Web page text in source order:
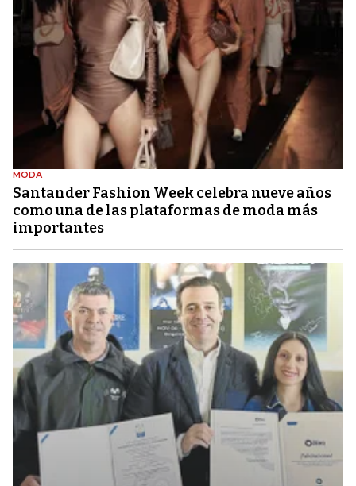
MODA
Santander Fashion Week celebra nueve años
como una de las plataformas de moda más
importantes